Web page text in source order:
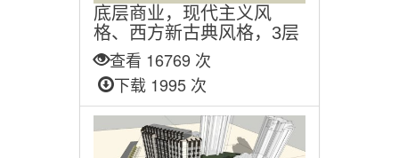
底层商业，现代主义风
格、西方新古典风格，3层
查看 16769 次
下载 1995 次